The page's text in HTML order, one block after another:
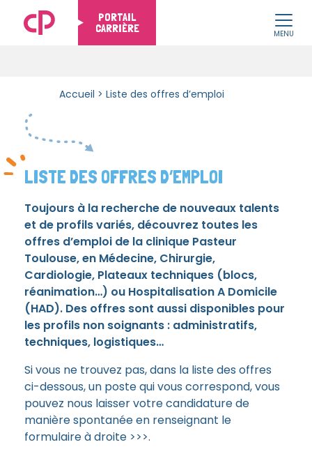
PORTAIL
CARRIÈRE
MENU
Accueil > Liste des offres d’emploi
LISTE DES OFFRES D’EMPLOI
Toujours à la recherche de nouveaux talents
et de profils variés, découvrez toutes les
offres d’emploi de la clinique Pasteur
Toulouse, en Médecine, Chirurgie,
Cardiologie, Plateaux techniques (blocs,
réanimation…) ou Hospitalisation A Domicile
(HAD). Des offres sont aussi disponibles pour
les profils non soignants : administratifs,
techniques, logistiques…
Si vous ne trouvez pas, dans la liste des offres
ci-dessous, un poste qui vous correspond, vous
pouvez nous laisser votre candidature de
manière spontanée en renseignant le
formulaire à droite >>>.